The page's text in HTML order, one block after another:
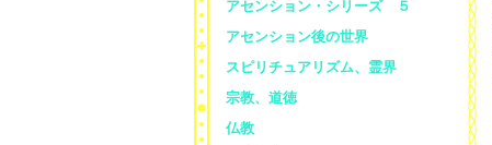
アセンション・シリーズ ５
アセンション後の世界
スピリチュアリズム、霊界
宗教、道徳
仏教